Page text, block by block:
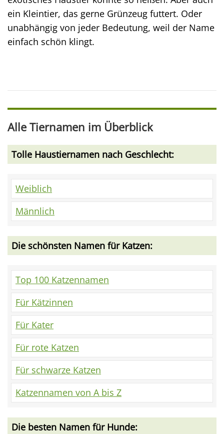
ein Kleintier, das gerne Grünzeug futtert. Oder
unabhängig von jeder Bedeutung, weil der Name
einfach schön klingt.
Alle Tiernamen im Überblick
Tolle Haustiernamen nach Geschlecht:
Weiblich
Männlich
Die schönsten Namen für Katzen:
Top 100 Katzennamen
Für Kätzinnen
Für Kater
Für rote Katzen
Für schwarze Katzen
Katzennamen von A bis Z
Die besten Namen für Hunde: